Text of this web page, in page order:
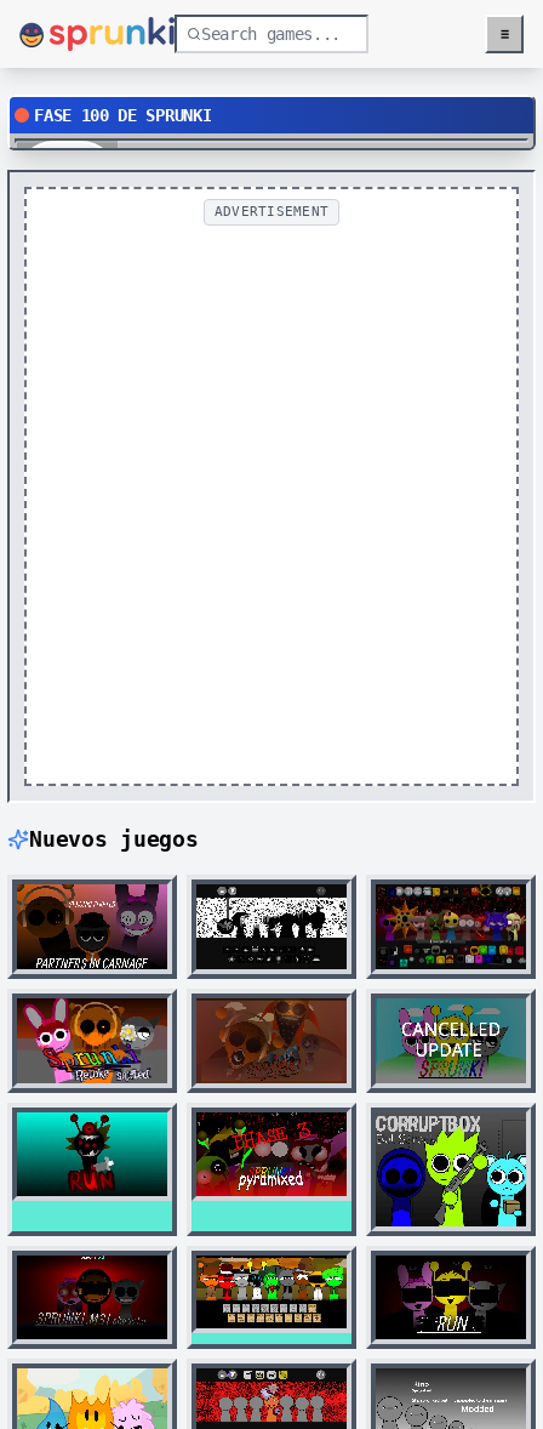
Menu
≡
FASE 100 DE SPRUNKI
Play
ADVERTISEMENT
Nuevos juegos